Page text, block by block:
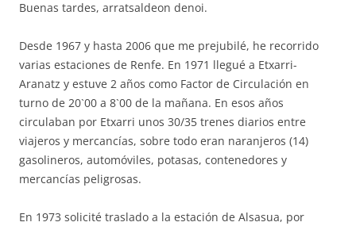
Buenas tardes, arratsaldeon denoi.
Desde 1967 y hasta 2006 que me prejubilé, he recorrido
varias estaciones de Renfe. En 1971 llegué a Etxarri-
Aranatz y estuve 2 años como Factor de Circulación en
turno de 20`00 a 8`00 de la mañana. En esos años
circulaban por Etxarri unos 30/35 trenes diarios entre
viajeros y mercancías, sobre todo eran naranjeros (14)
gasolineros, automóviles, potasas, contenedores y
mercancías peligrosas.
En 1973 solicité traslado a la estación de Alsasua, por